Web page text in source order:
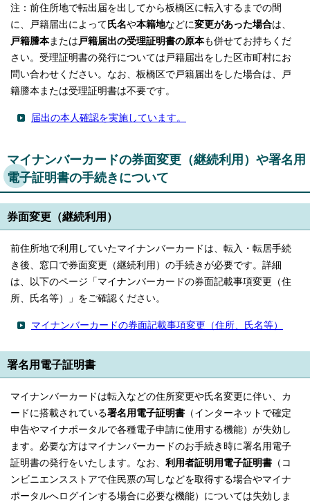
注：前住所地で転出届を出してから板橋区に転入するまでの間
に、戸籍届出によって 氏名や本籍地などに変更があった場合は、
戸籍謄本または 戸籍届出の受理証明書の原本も併せてお持ちくだ
さい。受理証明書の発行については戸籍届出をした区市町村にお
問い合わせください。なお、板橋区で戸籍届出をした場合は、戸
籍謄本または受理証明書は不要です。
届出の本人確認を実施しています。
マイナンバーカードの券面変更（継続利用）や署名用
電子証明書の手続きについて
券面変更（継続利用）
前住所地で利用していたマイナンバーカードは、転入・転居手続
き後、窓口で券面変更（継続利用）の手続きが必要です。詳細
は、以下のページ「マイナンバーカードの券面記載事項変更（住
所、氏名等）」をご確認ください。
マイナンバーカードの券面記載事項変更（住所、氏名等）
署名用電子証明書
マイナンバーカードは転入などの住所変更や氏名変更に伴い、カ
ードに搭載されている署名用電子証明書 （インターネットで確定
申告やマイナポータルで各種電子申請に使用する機能）が失効し
ます。必要な方はマイナンバーカードのお手続き時に署名用電子
証明書の発行をいたします。なお、 利用者証明用電子証明書 （コ
ンビニエンスストアで住民票の写しなどを取得する場合やマイナ
ポータルへログインする場合に必要な機能）については失効しま